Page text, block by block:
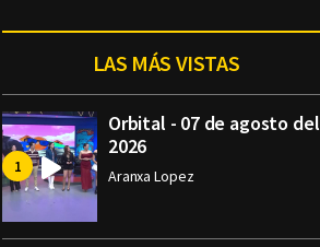
LAS MÁS VISTAS
Orbital - 07 de agosto del
2026
Aranxa Lopez